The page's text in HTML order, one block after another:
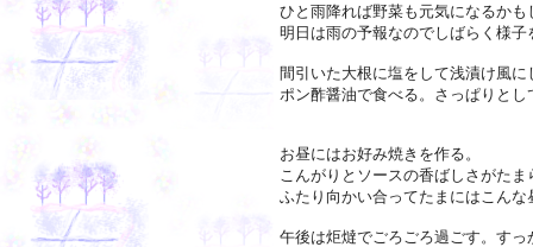
ひと雨降れば野菜も元気になるかも
明日は雨の予報なのでしばらく様子
間引いた大根に塩をして浅漬け風に
ポン酢醤油で食べる。さっぱりと
お昼にはお好み焼きを作る。
こんがりとソースの香ばしさがたま
ふたり向かい合ってたまにはこんな
午後は炬燵でごろごろ過ごす。すっ